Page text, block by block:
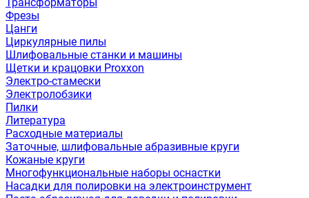
Фрезы
Цанги
Циркулярные пилы
Шлифовальные станки и машины
Щетки и крацовки Proxxon
Электро-стамески
Электролобзики
Пилки
Литература
Расходные материалы
Заточные, шлифовальные абразивные круги
Кожаные круги
Многофункциональные наборы оснастки
Насадки для полировки на электроинструмент